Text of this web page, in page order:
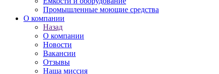
Промышленные моющие средства
О компании
Назад
О компании
Новости
Вакансии
Отзывы
Наша миссия